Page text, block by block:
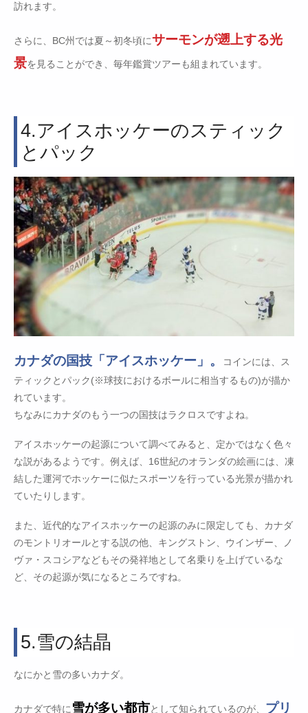
訪れます。
さらに、BC州では夏～初冬頃にサーモンが遡上する光
景を見ることができ、毎年鑑賞ツアーも組まれています。
4.アイスホッケーのスティック
とパック
カナダの国技「アイスホッケー」。
コインには、ス
ティックとパック(※球技におけるボールに相当するもの)が描か
れています。
ちなみにカナダのもう一つの国技はラクロスですよね。
アイスホッケーの起源について調べてみると、定かではなく色々
な説があるようです。例えば、16世紀のオランダの絵画には、凍
結した運河でホッケーに似たスポーツを行っている光景が描かれ
ていたりします。
また、近代的なアイスホッケーの起源のみに限定しても、カナダ
のモントリオールとする説の他、キングストン、ウインザー、ノ
ヴァ・スコシアなどもその発祥地として名乗りを上げているな
ど、その起源が気になるところですね。
5.雪の結晶
なにかと雪の多いカナダ。
カナダで特に 雪が多い都市として知られているのが、 プリ